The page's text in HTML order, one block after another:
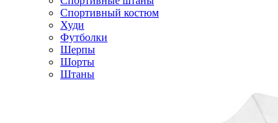
Спортивный костюм
Худи
Футболки
Шерпы
Шорты
Штаны